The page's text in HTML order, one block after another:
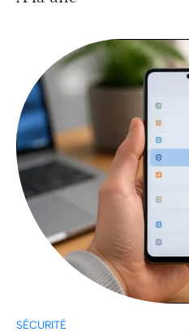
SÉCURITÉ